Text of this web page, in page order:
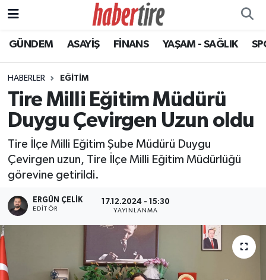
GÜNDEM ASAYİŞ FİNANS YAŞAM - SAĞLIK
HABERLER EĞİTİM
Tire Milli Eğitim Müdürü
Duygu Çevirgen Uzun oldu
Tire İlçe Milli Eğitim Şube Müdürü Duygu
Çevirgen uzun, Tire İlçe Milli Eğitim Müdürlüğü
görevine getirildi.
ERGÜN ÇELIK
EDITÖR
17.12.2024 - 15:30
YAYINLANMA
Tire Nöbetçi Eczaneler
Tire Hava Durumu
Tire Trafik Yoğunluk Haritası
Süper Lig Puan Durumu ve Fikstür
Tüm Manşetler
Son Dakika Haberleri
Haber Arşivi